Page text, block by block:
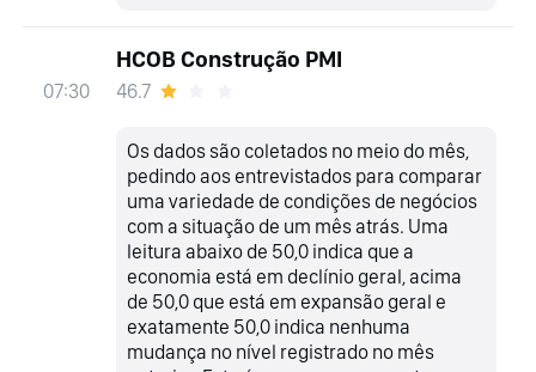
07:30
HCOB Construção PMI
46.7
Os dados são coletados no meio do mês,
pedindo aos entrevistados para comparar
uma variedade de condições de negócios
com a situação de um mês atrás. Uma
leitura abaixo de 50,0 indica que a
economia está em declínio geral, acima
de 50,0 que está em expansão geral e
exatamente 50,0 indica nenhuma
mudança no nível registrado no mês